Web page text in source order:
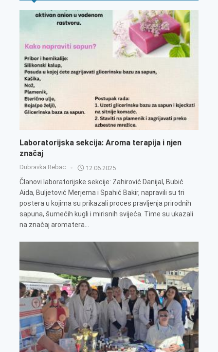
Laboratorijska sekcija: Aroma terapija i njen
značaj
Dubravka Rebac 12.06.2025
Članovi laboratorijske sekcije: Zahirović Danijal, Bubić
Aida, Buljetović Merjema i Spahić Bakir, napravili su tri
postera u kojima su prikazali proces pravljenja prirodnih
sapuna, šumećih kugli i mirisnih svijeća. Time su ukazali
na značaj aromatera...